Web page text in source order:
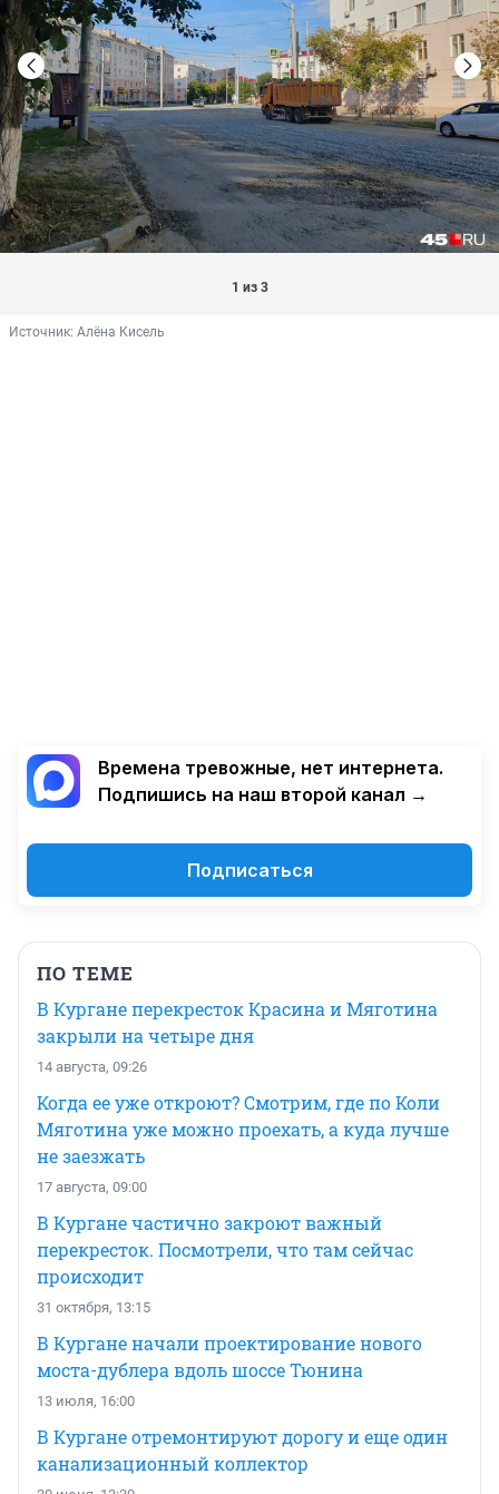
1 из 3
Источник: Алёна Кисель
Времена тревожные, нет интернета.
Подпишись на наш второй канал →
Подписаться
ПО ТЕМЕ
В Кургане перекресток Красина и Мяготина
закрыли на четыре дня
14 августа, 09:26
Когда ее уже откроют? Смотрим, где по Коли
Мяготина уже можно проехать, а куда лучше
не заезжать
17 августа, 09:00
В Кургане частично закроют важный
перекресток. Посмотрели, что там сейчас
происходит
31 октября, 13:15
В Кургане начали проектирование нового
моста-дублера вдоль шоссе Тюнина
13 июля, 16:00
В Кургане отремонтируют дорогу и еще один
канализационный коллектор